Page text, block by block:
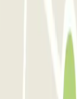
Preis-
Über Parclick